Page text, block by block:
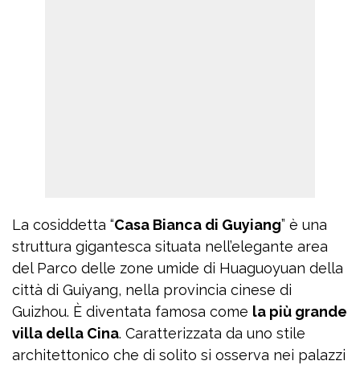
La cosiddetta “Casa Bianca di Guyiang” è una
struttura gigantesca situata nell’elegante area
del Parco delle zone umide di Huaguoyuan della
città di Guiyang, nella provincia cinese di
Guizhou. È diventata famosa come la più grande
villa della Cina. Caratterizzata da uno stile
architettonico che di solito si osserva nei palazzi